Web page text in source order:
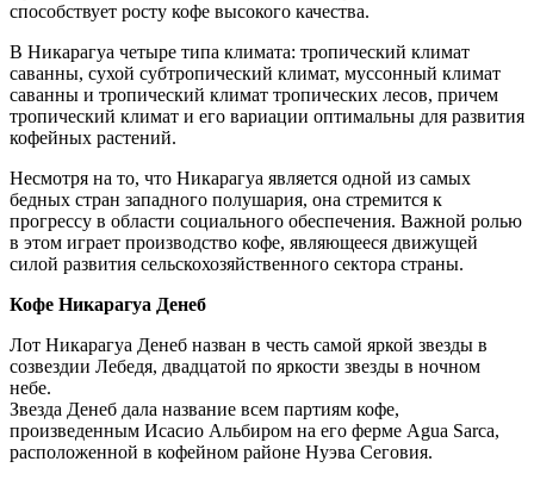
способствует росту кофе высокого качества.
В Никарагуа четыре типа климата: тропический климат
саванны, сухой субтропический климат, муссонный климат
саванны и тропический климат тропических лесов, причем
тропический климат и его вариации оптимальны для развития
кофейных растений.
Несмотря на то, что Никарагуа является одной из самых
бедных стран западного полушария, она стремится к
прогрессу в области социального обеспечения. Важной ролью
в этом играет производство кофе, являющееся движущей
силой развития сельскохозяйственного сектора страны.
Кофе Никарагуа Денеб
Лот Никарагуа Денеб назван в честь самой яркой звезды в
созвездии Лебедя, двадцатой по яркости звезды в ночном
небе.
Звезда Денеб дала название всем партиям кофе,
произведенным Исасио Альбиром на его ферме Agua Sarca,
расположенной в кофейном районе Нуэва Сеговия.